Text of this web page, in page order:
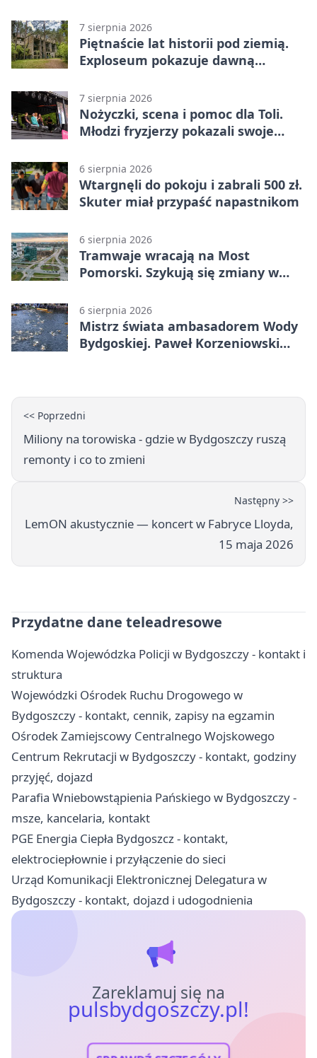
7 sierpnia 2026
Piętnaście lat historii pod ziemią.
Exploseum pokazuje dawną
7 sierpnia 2026
Nożyczki, scena i pomoc dla Toli.
Młodzi fryzjerzy pokazali swoje
6 sierpnia 2026
Wtargnęli do pokoju i zabrali 500 zł.
Skuter miał przypaść napastnikom
6 sierpnia 2026
Tramwaje wracają na Most
Pomorski. Szykują się zmiany w
6 sierpnia 2026
Mistrz świata ambasadorem Wody
Bydgoskiej. Paweł Korzeniowski
<< Poprzedni
Miliony na torowiska - gdzie w Bydgoszczy ruszą
remonty i co to zmieni
Następny >>
LemON akustycznie — koncert w Fabryce Lloyda,
15 maja 2026
Przydatne dane teleadresowe
Komenda Wojewódzka Policji w Bydgoszczy - kontakt i
struktura
Wojewódzki Ośrodek Ruchu Drogowego w
Bydgoszczy - kontakt, cennik, zapisy na egzamin
Ośrodek Zamiejscowy Centralnego Wojskowego
Centrum Rekrutacji w Bydgoszczy - kontakt, godziny
przyjęć, dojazd
Parafia Wniebowstąpienia Pańskiego w Bydgoszczy -
msze, kancelaria, kontakt
PGE Energia Ciepła Bydgoszcz - kontakt,
elektrociepłownie i przyłączenie do sieci
Urząd Komunikacji Elektronicznej Delegatura w
Bydgoszczy - kontakt, dojazd i udogodnienia
Zareklamuj się na
pulsbydgoszczy.pl!